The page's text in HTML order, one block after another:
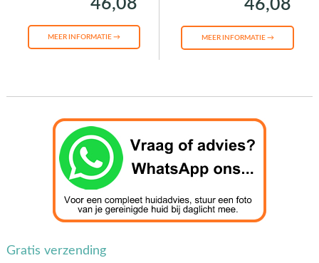
46,08
MEER INFORMATIE →
46,08
MEER INFORMATIE →
Gratis verzending